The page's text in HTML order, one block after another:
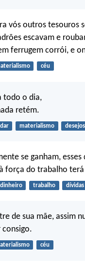
vós outros tesouros
escavam e
ferrugem corrói, e
céu
todo o dia,
retém.
dar materialismo desejos
se ganham, esses
força do trabalho
dinheiro trabalho dívidas
de sua mãe, assim
consigo.
céu